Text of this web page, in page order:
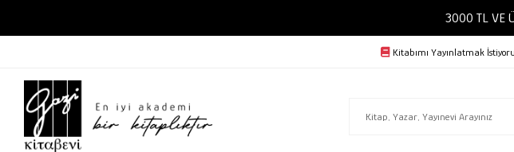
3000 TL VE
Kitabımı Yayınlatmak